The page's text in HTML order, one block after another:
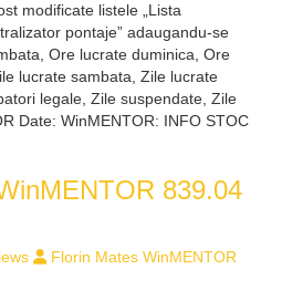
modificate listele „Lista
pontaje” adaugandu-se
Ore lucrate duminica, Ore
lucrate sambata, Zile lucrate
legale, Zile suspendate, Zile
Date: WinMENTOR: INFO STOC
839.04
Florin Mates WinMENTOR